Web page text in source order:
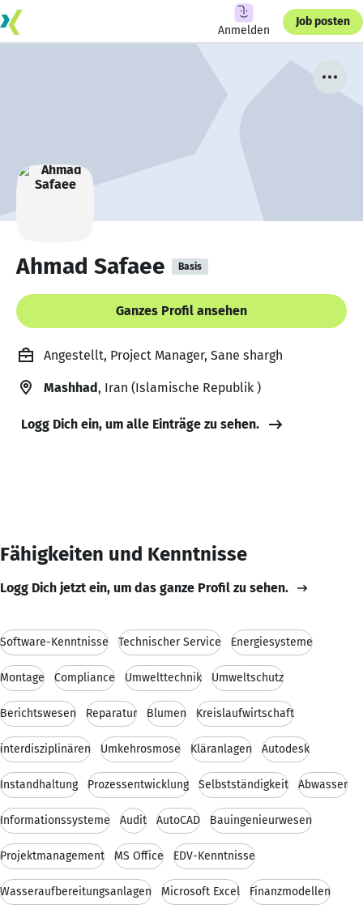
Anmelden
Job posten
Ahmad Safaee Basis
Ganzes Profil ansehen
Angestellt, Project Manager, Sane shargh
Mashhad, Iran (Islamische Republik )
Logg Dich ein, um alle Einträge zu sehen.
Fähigkeiten und Kenntnisse
Logg Dich jetzt ein, um das ganze Profil zu sehen.
Software-Kenntnisse Technischer Service Energiesysteme
Montage Compliance Umwelttechnik Umweltschutz
Berichtswesen Reparatur Blumen Kreislaufwirtschaft
interdisziplinären Umkehrosmose Kläranlagen Autodesk
Instandhaltung Prozessentwicklung Selbstständigkeit Abwasser
Informationssysteme Audit AutoCAD Bauingenieurwesen
Projektmanagement MS Office EDV-Kenntnisse
Wasseraufbereitungsanlagen Microsoft Excel Finanzmodellen